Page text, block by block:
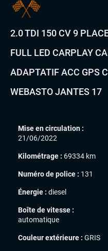
2.0 TDI 150 CV 9
FULL LED CARPLAY
ADAPTATIF ACC GPS
WEBASTO JANTES 17
Mise en circulation :
21/06/2022
Kilométrage : 69334 km
Numéro de police : 131
Énergie : diesel
Boîte de vitesse :
automatique
Couleur extérieure : GRIS